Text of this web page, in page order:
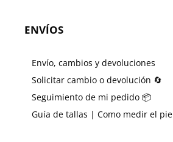
ENVÍOS
Envío, cambios y devoluciones
Solicitar cambio o devolución 🔄
Seguimiento de mi pedido 📦
Guía de tallas | Como medir el pie